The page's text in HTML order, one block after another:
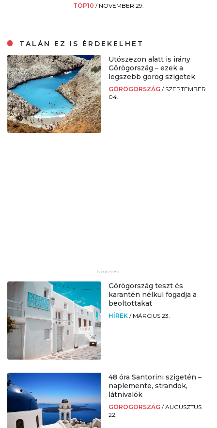
TOP10 / NOVEMBER 29.
TALÁN EZ IS ÉRDEKELHET
Utószezon alatt is irány
Görögország – ezek a
legszebb görög szigetek
GÖRÖGORSZÁG / SZEPTEMBER
04.
Görögország teszt és
karantén nélkül fogadja a
beoltottakat
HÍREK / MÁRCIUS 23.
48 óra Santorini szigetén –
naplemente, strandok,
látnivalók
GÖRÖGORSZÁG /AUGUSZTUS
22.